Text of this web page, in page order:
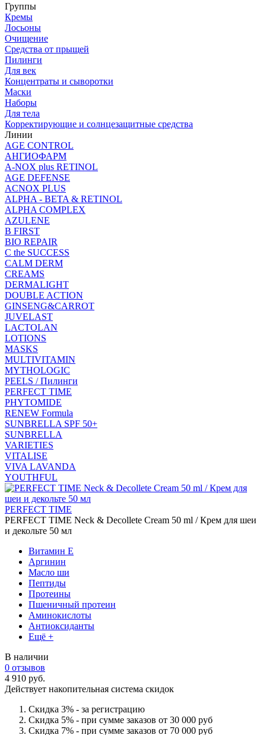
Группы
Кремы
Лосьоны
Очищение
Средства от прыщей
Пилинги
Для век
Концентраты и сыворотки
Маски
Наборы
Для тела
Корректирующие и солнцезащитные средства
Линии
AGE CONTROL
АНГИОФАРМ
A-NOX plus RETINOL
AGE DEFENSE
ACNOX PLUS
ALPHA - BETA & RETINOL
ALPHA COMPLEX
AZULENE
B FIRST
BIO REPAIR
C the SUCCESS
CALM DERM
CREAMS
DERMALIGHT
DOUBLE ACTION
GINSENG&CARROT
JUVELAST
LACTOLAN
LOTIONS
MASKS
MULTIVITAMIN
MYTHOLOGIC
PEELS / Пилинги
PERFECT TIME
PHYTOMIDE
RENEW Formula
SUNBRELLA SPF 50+
SUNBRELLA
VARIETIES
VITALISE
VIVA LAVANDA
YOUTHFUL
PERFECT TIME
PERFECT TIME Neck & Decollete Cream 50 ml / Крем для шеи
и декольте 50 мл
Витамин Е
Аргинин
Масло ши
Пептиды
Протеины
Пшеничный протеин
Аминокислоты
Антиоксиданты
Ещё +
В наличии
0 отзывов
4 910 руб.
Действует накопительная система скидок
Скидка 3% - за регистрацию
Скидка 5% - при сумме заказов от 30 000 руб
Скидка 7% - при сумме заказов от 70 000 руб